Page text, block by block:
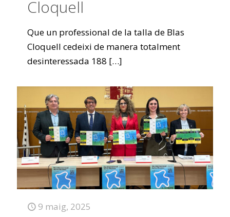
Cloquell
Que un professional de la talla de Blas
Cloquell cedeixi de manera totalment
desinteressada 188 […]
9 maig, 2025